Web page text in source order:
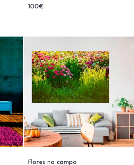
100€
Flores no campo